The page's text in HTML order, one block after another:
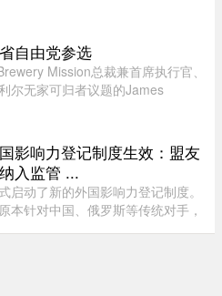
利尔警方 ...
自由党参选
Mission总裁兼首席执行官、
尔无家可归者议题的James
预计将于今天周四下午 ...
影响力登记制度生效：盟友
入监管 ...
启动了新的外国影响力登记制度。
本针对中国、俄罗斯等传统对手，